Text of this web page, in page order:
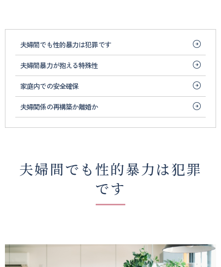
護
夫婦間でも性的暴力は犯罪です
夫婦間暴力が抱える特殊性
家庭内での安全確保
夫婦関係の再構築か離婚か
夫婦間でも性的暴力は犯罪
です